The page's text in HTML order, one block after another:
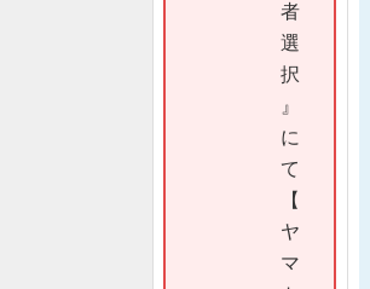
者
選
択
』
に
て
【
ヤ
マ